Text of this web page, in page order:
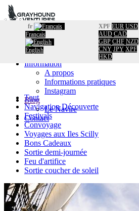
fr
Français
English
XPF EUR USD
AUD CAD
GBP CHF NZD
CNY JPY XPF
HKD
Accueil
Réservation
Calendrier
Information
A propos
Informations pratiques
Instagram
Blog
Le Navire
Contact
Tout
Navigation Découverte
Festivals
Convoyage
Voyages aux Iles Scilly
Bons Cadeaux
Sortie demi-journée
Feu d'artifice
Sortie coucher de soleil